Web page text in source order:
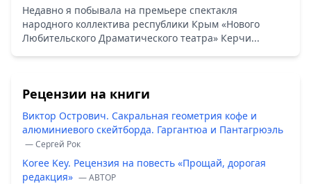
Недавно я побывала на премьере спектакля
народного коллектива республики Крым «Нового
Любительского Драматического театра» Керчи...
Рецензии на книги
Виктор Острович. Сакральная геометрия кофе и
алюминиевого скейтборда. Гаргантюа и Пантагрюэль
— Сергей Рок
Koree Key. Рецензия на повесть «Прощай, дорогая
редакция» — ABTOP